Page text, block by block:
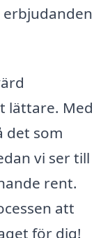
lättare. Med
det som
vi ser till
rent.
att
för dig!